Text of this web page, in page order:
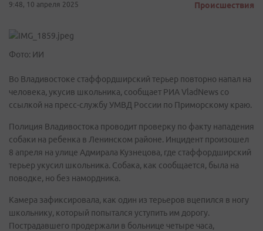
9:48, 10 апреля 2025 Происшествия
Фото: ИИ
Во Владивостоке стаффордширский терьер повторно напал на
человека, укусив школьника, сообщает РИА VladNews со
ссылкой на пресс-службу УМВД России по Приморскому краю.
Полиция Владивостока проводит проверку по факту нападения
собаки на ребенка в Ленинском районе. Инцидент произошел
8 апреля на улице Адмирала Кузнецова, где стаффордширский
терьер укусил школьника. Собака, как сообщается, была на
поводке, но без намордника.
Камера зафиксировала, как один из терьеров вцепился в ногу
школьнику, который попытался уступить им дорогу.
Пострадавшего продержали в больнице четыре часа,